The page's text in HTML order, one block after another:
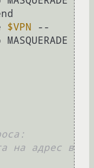
$VPN
--
на адрес в